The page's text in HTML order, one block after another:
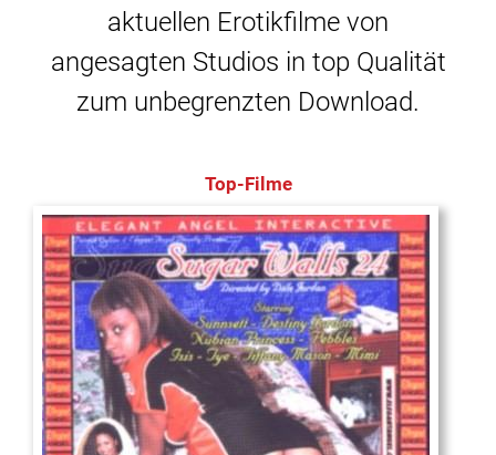
aktuellen Erotikfilme von
angesagten Studios in top Qualität
zum unbegrenzten Download.
Top-Filme